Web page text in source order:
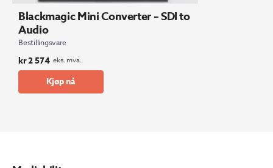
Blackmagic Mini Converter – SDI to
Audio
Bestillingsvare
kr2 574 eks. mva.
Kjøp nå